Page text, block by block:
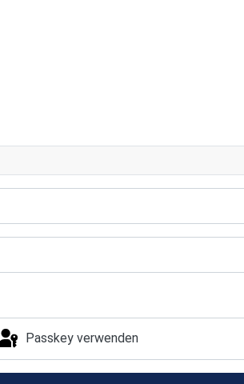
Passkey verwenden